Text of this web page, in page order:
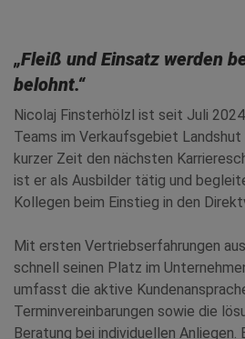
„Fleiß und Einsatz werden
belohnt.“
Nicolaj Finsterhölzl ist seit Juli
Teams im Verkaufsgebiet
kurzer Zeit den nächsten
ist er als Ausbilder tätig und
Kollegen beim Einstieg in den
Mit ersten Vertriebserfahrungen
schnell seinen Platz im
umfasst die aktive
Terminvereinbarungen sowie die
Beratung bei individuellen